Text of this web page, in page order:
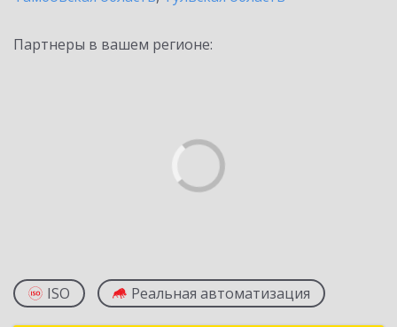
Партнеры в вашем регионе:
ISO Реальная автоматизация